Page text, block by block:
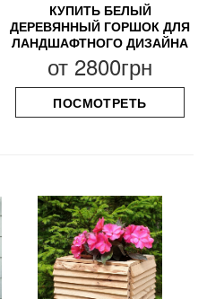
КУПИТЬ БЕЛЫЙ
ДЕРЕВЯННЫЙ ГОРШОК ДЛЯ
ЛАНДШАФТНОГО ДИЗАЙНА
от 2800грн
ПОСМОТРЕТЬ